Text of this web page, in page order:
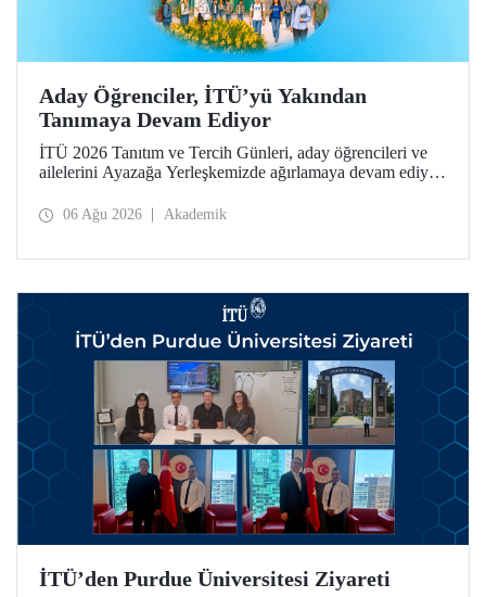
Aday Öğrenciler, İTÜ’yü Yakından
Tanımaya Devam Ediyor
İTÜ 2026 Tanıtım ve Tercih Günleri, aday öğrencileri ve
ailelerini Ayazağa Yerleşkemizde ağırlamaya devam ediyor.
ilgili fakülte ve birimler adaylara bilgi vermeye devam
06 Ağu 2026 Akademik
İTÜ’den Purdue Üniversitesi Ziyareti